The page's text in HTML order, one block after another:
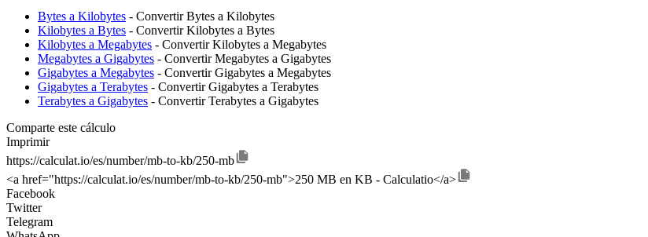
Bytes a Kilobytes - Convertir Bytes a Kilobytes
Kilobytes a Bytes - Convertir Kilobytes a Bytes
Kilobytes a Megabytes - Convertir Kilobytes a Megabytes
Megabytes a Gigabytes - Convertir Megabytes a Gigabytes
Gigabytes a Megabytes - Convertir Gigabytes a Megabytes
Gigabytes a Terabytes - Convertir Gigabytes a Terabytes
Terabytes a Gigabytes - Convertir Terabytes a Gigabytes
Comparte este cálculo
Imprimir
https://calculat.io/es/number/mb-to-kb/250-mb
<a href="https://calculat.io/es/number/mb-to-kb/250-mb">250 MB en KB - Calculatio</a>
Facebook
Twitter
Telegram